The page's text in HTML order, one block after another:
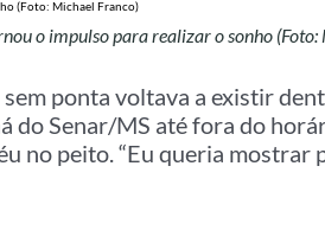
o impulso para realizar o sonho
ponta voltava a existir
do Senar/MS até fora do
no peito. “Eu queria mostrar